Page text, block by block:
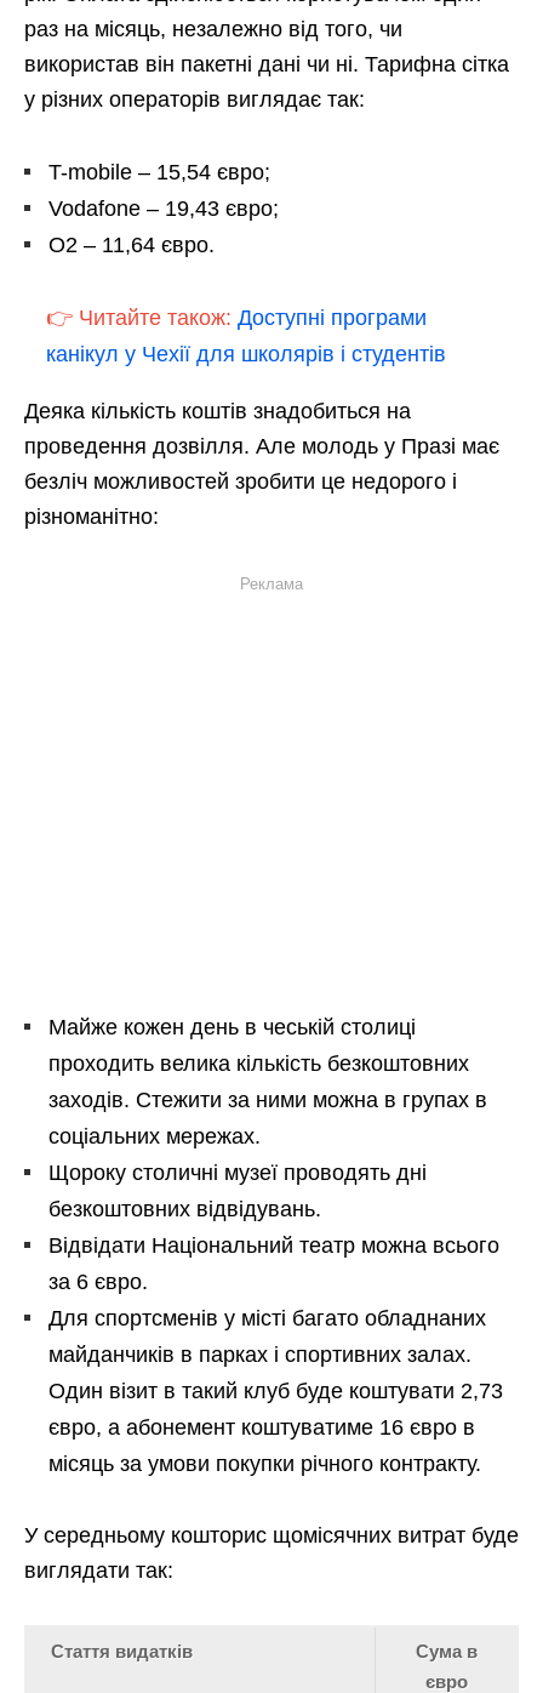
раз на місяць, незалежно від того, чи
використав він пакетні дані чи ні. Тарифна сітка
у різних операторів виглядає так:
T-mobile – 15,54 євро;
Vodafone – 19,43 євро;
O2 – 11,64 євро.
👉 Читайте також: Доступні програми
канікул у Чехії для школярів і студентів
Деяка кількість коштів знадобиться на
проведення дозвілля. Але молодь у Празі має
безліч можливостей зробити це недорого і
різноманітно:
Реклама
Майже кожен день в чеській столиці
проходить велика кількість безкоштовних
заходів. Стежити за ними можна в групах в
соціальних мережах.
Щороку столичні музеї проводять дні
безкоштовних відвідувань.
Відвідати Національний театр можна всього
за 6 євро.
Для спортсменів у місті багато обладнаних
майданчиків в парках і спортивних залах.
Один візит в такий клуб буде коштувати 2,73
євро, а абонемент коштуватиме 16 євро в
місяць за умови покупки річного контракту.
У середньому кошторис щомісячних витрат буде
виглядати так:
Стаття видатків
Сума в
євро